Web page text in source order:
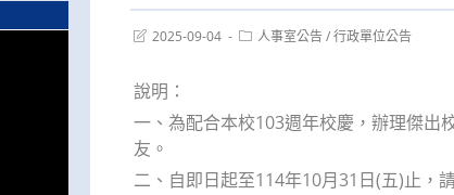
Post2025-09-04
Post人事室公告 / 行政單位公告
說明：
一、為配合本校103週年校慶，辦理傑出
友。
二、自即日起至114年10月31日(五)止，